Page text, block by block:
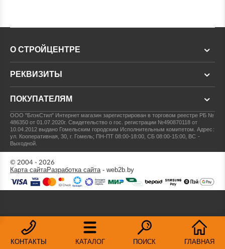
КОНТАКТЫ КАТАЛОГ ПОИСК ГЛАВНАЯ
О СТРОЙЦЕНТРЕ
РЕКВИЗИТЫ
ПОКУПАТЕЛЯМ
ООО "БлэкСтил" Интернет магазин зарегистрирован в торговом реестре РБ №
486350 от 01.07.2020г.Свидетельство о гос. регистрации №490870118 от
10.04.2012 выдано Гомельским городским Исполнительным комитетом.Адрес:
ул. Кооперативная, 30, г. Гомель; ПН-ПТ 08:00-18:00, СБ 08:00-15:00, ВС -
Выходной.
© 2004 - 2026
Карта сайтаРазработка сайта- web2b.by